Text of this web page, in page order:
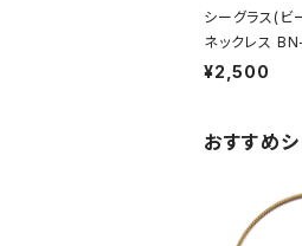
シーグラス(ビ
ネックレス
¥2,500
おすすめ